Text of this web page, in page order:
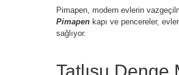
Pimapen, modern evlerin
Pimapen kapı ve pencereler,
sağlıyor.